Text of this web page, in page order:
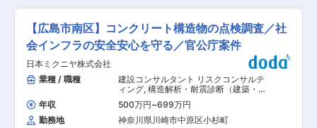
でサポート体制も充実しています。 変更の範囲：
を感じながら、能力を100％発揮し成果をあげる
ことができるよう、多様な働き方の推進・定着を
強化。 （2）在宅勤務可（週に2〜3回程度） 在宅
勤務、サテライトオフィスの他に、移動時間の有
効活用を目的として、モバイルワークを活用して
います。 （3）時差出勤制度 オフィスへの出社、
テレワークを問わず、時差出勤制度を取り入れて
います。社員は、始業時刻を5:00〜11:00の間で
選択できます。 （4）ワークライフバランス 毎週
修工事、小規模工事の管理をメインに行っていた
だきます。 その他にマンション、工場等の建築物
を建築〜解体するまでにかかる維持管理費用等の
コスト算出し、改修もしくは新たな建て替えなど
最適な提案を実施します。 ■職務詳細： 1. 改修工
事・小工事の見積り、現場管理 2．建築物の劣化
状態調査 ・現地調査（写真撮影、打診、目視、劣
化不具合状態記録） ・報告書作成（写真編集、提
案書作成、概算費用算出、各種データ入力） ・顧
客への説明 3．正式見積の作成 4．その他 ・自社
施工物件（新築）の中長期修繕計画表作成 ■職務
【広島市南区】コンクリート構造物の点検調査／社
会インフラの安全安心を守る／官公庁案件
日本ミクニヤ株式会社
業種 / 職種
建設コンサルタント リスクコンサルテ
ィング, 構造解析・耐震診断（建築・土
木） 解析・調査 大工・とび・左官・設
備など 土木設計・測量（トンネル・道
路・造成）
年収 500万円~699万円
勤務地
神奈川県川崎市中原区小杉町